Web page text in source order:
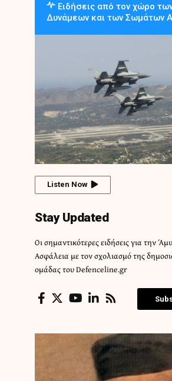
Ειδήσεις από τον χώρο
Δυνάμεων και των Σωμάτων
Listen Now
Stay Updated
Οι σημαντικότερες ειδήσεις για την
Ασφάλεια με τον σχολιασμό της
ομάδας του Defenceline.gr